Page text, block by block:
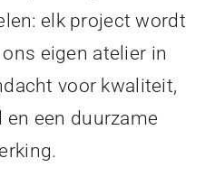
elk project wordt
eigen atelier in
voor kwaliteit,
en een duurzame